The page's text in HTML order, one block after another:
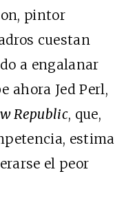
pintor
cuestan
a engalanar
ahora Jed Perl,
Republic, que,
estima
el peor